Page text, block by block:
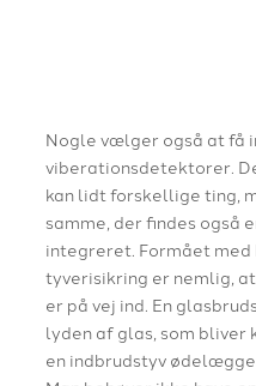
Nogle vælger også at få
viberationsdetektorer.
kan lidt forskellige ting,
samme, der findes også
integreret. Formået med
tyverisikring er nemlig,
er på vej ind. En
lyden af glas, som bliver
en indbrudstyv